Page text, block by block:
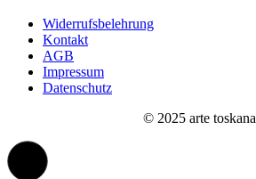
Widerrufsbelehrung
Kontakt
AGB
Impressum
Datenschutz
© 2025 arte toskana